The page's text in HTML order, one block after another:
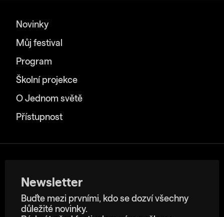
Novinky
Můj festival
Program
Školní projekce
O Jednom světě
Přístupnost
Newsletter
Buďte mezi prvními, kdo se dozví všechny
důležité novinky.